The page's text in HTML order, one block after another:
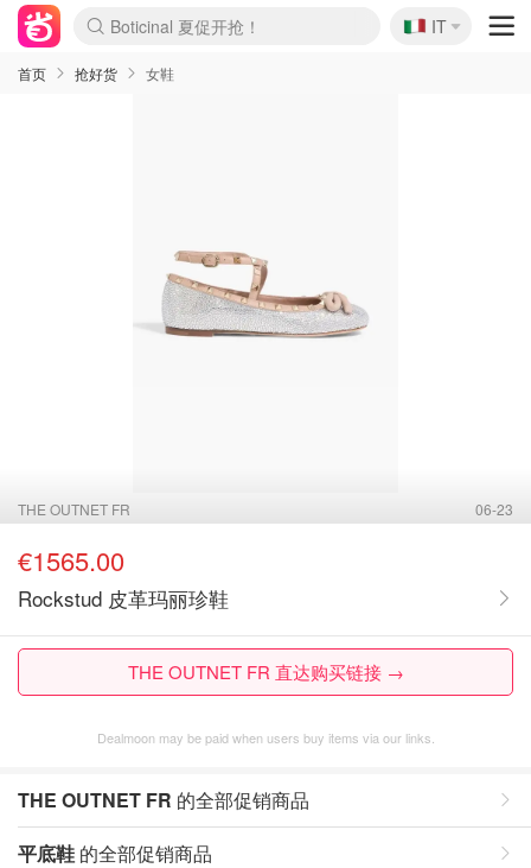
Boticinal 夏促开抢！
4折！lulu周四疯狂上新
速领！Stanley独家85折
Zalando 奥莱闪促！每日更新
🇮🇹
IT
首页 抢好货 女鞋
THE OUTNET FR 06-23
€1565.00
Rockstud 皮革玛丽珍鞋
THE OUTNET FR 直达购买链接 →
Dealmoon may be paid when users buy items via our links.
THE OUTNET FR 的全部促销商品
平底鞋 的全部促销商品